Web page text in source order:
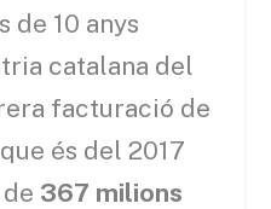
de 10 anys
catalana del
facturació de
és del 2017
367 milions